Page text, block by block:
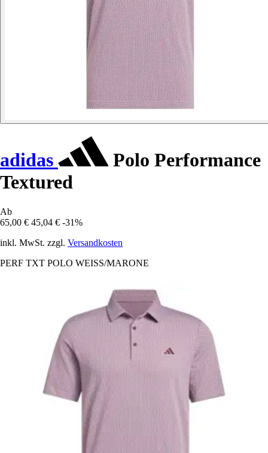
adidas
Polo Performance
Textured
Ab
65,00 € 45,04 € -31%
inkl. MwSt. zzgl. Versandkosten
PERF TXT POLO WEISS/MARONE